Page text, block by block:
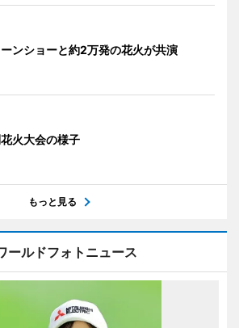
ーンショーと約2万発の花火が共演
火大会の様子
もっと見る
ールドフォトニュース